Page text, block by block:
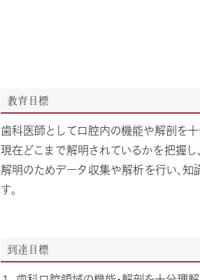
教育目標
歯科医師として口腔内の機能や解剖を十
現在どこまで解明されているかを把握し
解明のためデータ収集や解析を行い、
す。
到達目標